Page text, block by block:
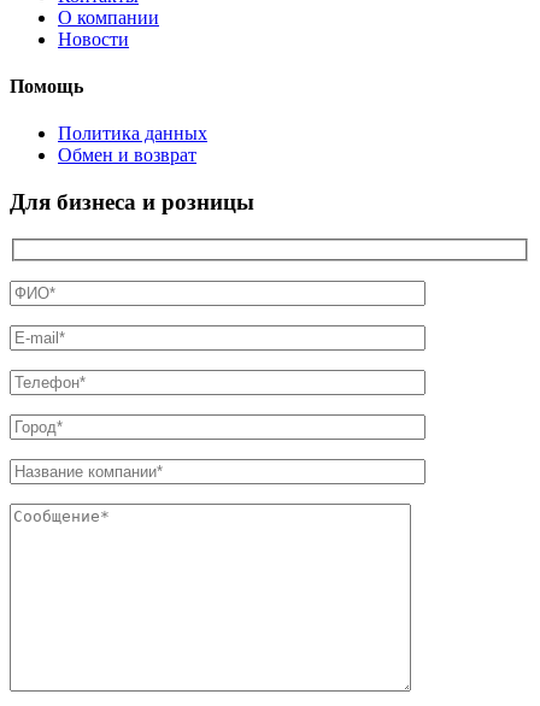
О компании
Новости
Помощь
Политика данных
Обмен и возврат
Для бизнеса и розницы